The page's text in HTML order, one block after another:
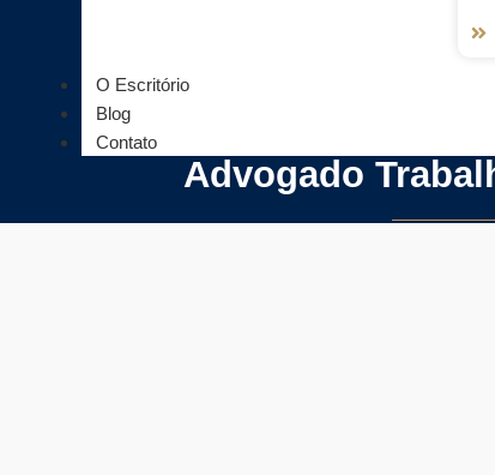
O Escritório
Blog
Contato
Advogado